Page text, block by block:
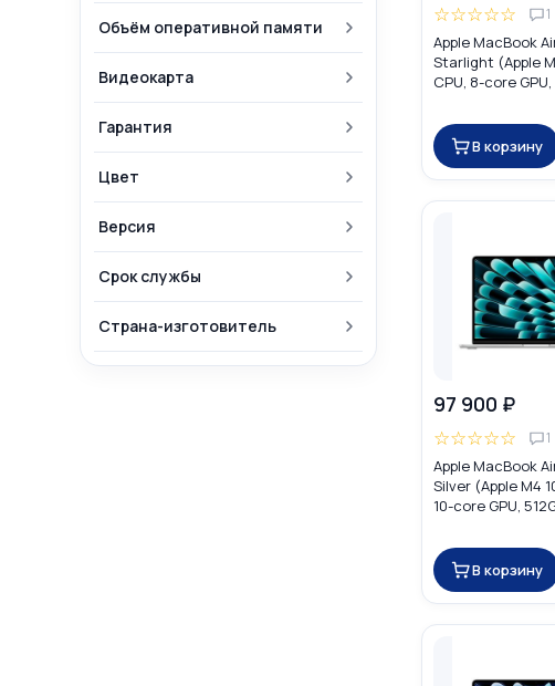
Объём оперативной памяти
Видеокарта
Гарантия
Цвет
Версия
Срок службы
Страна-изготовитель
☆☆☆☆☆ 1
Apple MacBook
Starlight (Apple
CPU, 8-core GPU,
В корзину
97 900 ₽
☆☆☆☆☆ 1
Apple MacBook
Silver (Apple M4
10-core GPU,
В корзину